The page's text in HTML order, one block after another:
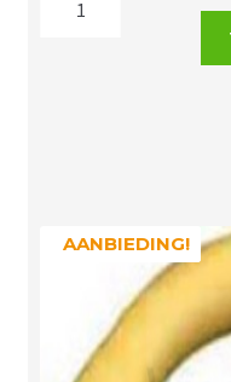
AANBIEDING!
AANBIEDING!